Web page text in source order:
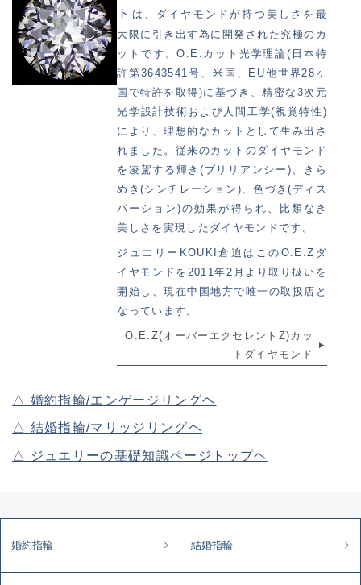
ト は、ダイヤモンドが持つ美しさを最
大限に引き出す為に開発された究極のカ
ットです。O.E.カット光学理論(日本特
許第3643541号、米国、EU他世界28ヶ
国で特許を取得)に基づき、精密な3次元
光学設計技術および人間工学(視覚特性)
により、理想的なカットとして生み出さ
れました。従来のカットのダイヤモンド
を凌駕する輝き(ブリリアンシー)、きら
めき(シンチレーション)、色づき(ディス
パーション)の効果が得られ、比類なき
美しさを実現したダイヤモンドです。
ジュエリーKOUKI倉迫はこのO.E.Zダ
イヤモンドを2011年2月より取り扱いを
開始し、現在中国地方で唯一の取扱店と
なっています。
O.E.Z(オーバーエクセレントZ)カッ
トダイヤモンド
△ 婚約指輪/エンゲージリングヘ
△ 結婚指輪/マリッジリングヘ
△ ジュエリーの基礎知識ページトップヘ
婚約指輪 結婚指輪